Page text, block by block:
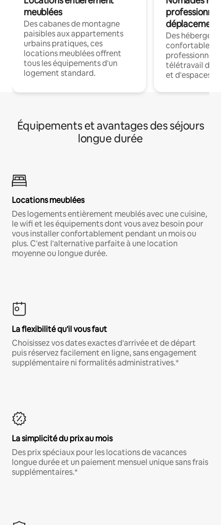
meublées
Des cabanes de montagne
paisibles aux appartements
urbains pratiques, ces
locations meublées offrent
tous les équipements d'un
logement standard.
déplacement
Des
confortables
professionnels
télétravail
et d'espaces
Équipements et avantages des séjours
longue durée
Locations meublées
Des logements entièrement meublés avec une cuisine,
le wifi et les équipements dont vous avez besoin pour
vous installer confortablement pendant un mois ou
plus. C'est l'alternative parfaite à une location
moyenne ou longue durée.
La flexibilité qu'il vous faut
Choisissez vos dates exactes d'arrivée et de départ
puis réservez facilement en ligne, sans engagement
supplémentaire ni formalités administratives.*
La simplicité du prix au mois
Des prix spéciaux pour les locations de vacances
longue durée et un paiement mensuel unique sans frais
supplémentaires.*